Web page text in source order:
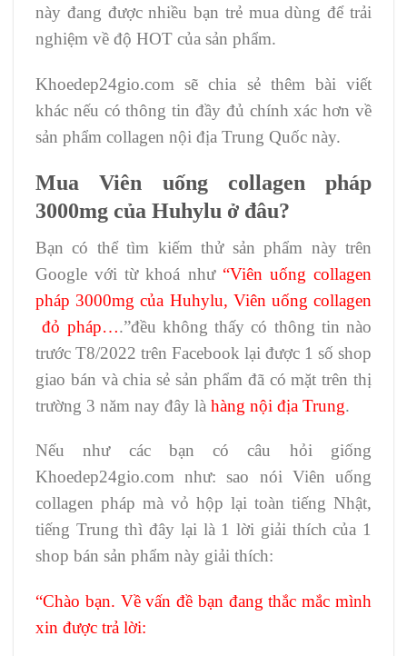
này đang được nhiều bạn trẻ mua dùng để trải
nghiệm về độ HOT của sản phẩm.
Khoedep24gio.com sẽ chia sẻ thêm bài viết
khác nếu có thông tin đầy đủ chính xác hơn về
sản phẩm collagen nội địa Trung Quốc này.
Mua Viên uống collagen pháp
3000mg của Huhylu ở đâu?
Bạn có thể tìm kiếm thử sản phẩm này trên
Google với từ khoá như “Viên uống collagen
pháp 3000mg của Huhylu, Viên uống collagen
đỏ pháp….”đều không thấy có thông tin nào
trước T8/2022 trên Facebook lại được 1 số shop
giao bán và chia sẻ sản phẩm đã có mặt trên thị
trường 3 năm nay đây là hàng nội địa Trung.
Nếu như các bạn có câu hỏi giống
Khoedep24gio.com như: sao nói Viên uống
collagen pháp mà vỏ hộp lại toàn tiếng Nhật,
tiếng Trung thì đây lại là 1 lời giải thích của 1
shop bán sản phẩm này giải thích:
“Chào bạn. Về vấn đề bạn đang thắc mắc mình
xin được trả lời: